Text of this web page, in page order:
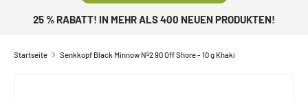
25 % RABATT! IN MEHR ALS 400 NEUEN PRODUKTEN!
Startseite Senkkopf Black Minnow Nº2 90 Off Shore - 10 g Khaki